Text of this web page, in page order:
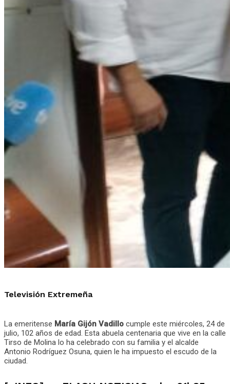
Televisión Extremeña
La emeritense María Gijón Vadillo cumple este miércoles, 24 de
julio, 102 años de edad. Esta abuela centenaria que vive en la calle
Tirso de Molina lo ha celebrado con su familia y el alcalde
Antonio Rodríguez Osuna, quien le ha impuesto el escudo de la
ciudad.